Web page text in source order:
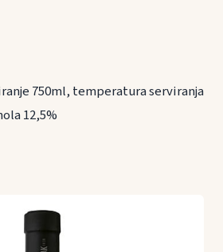
750ml, temperatura serviranja
12,5%